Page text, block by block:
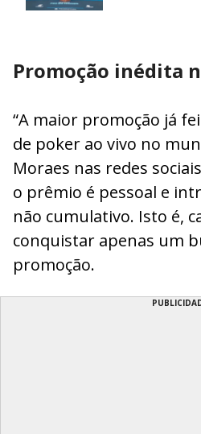
Promoção inédita
“A maior promoção já
de poker ao vivo no
Moraes nas redes
o prêmio é pessoal e
não cumulativo. Isto é,
conquistar apenas um
promoção.